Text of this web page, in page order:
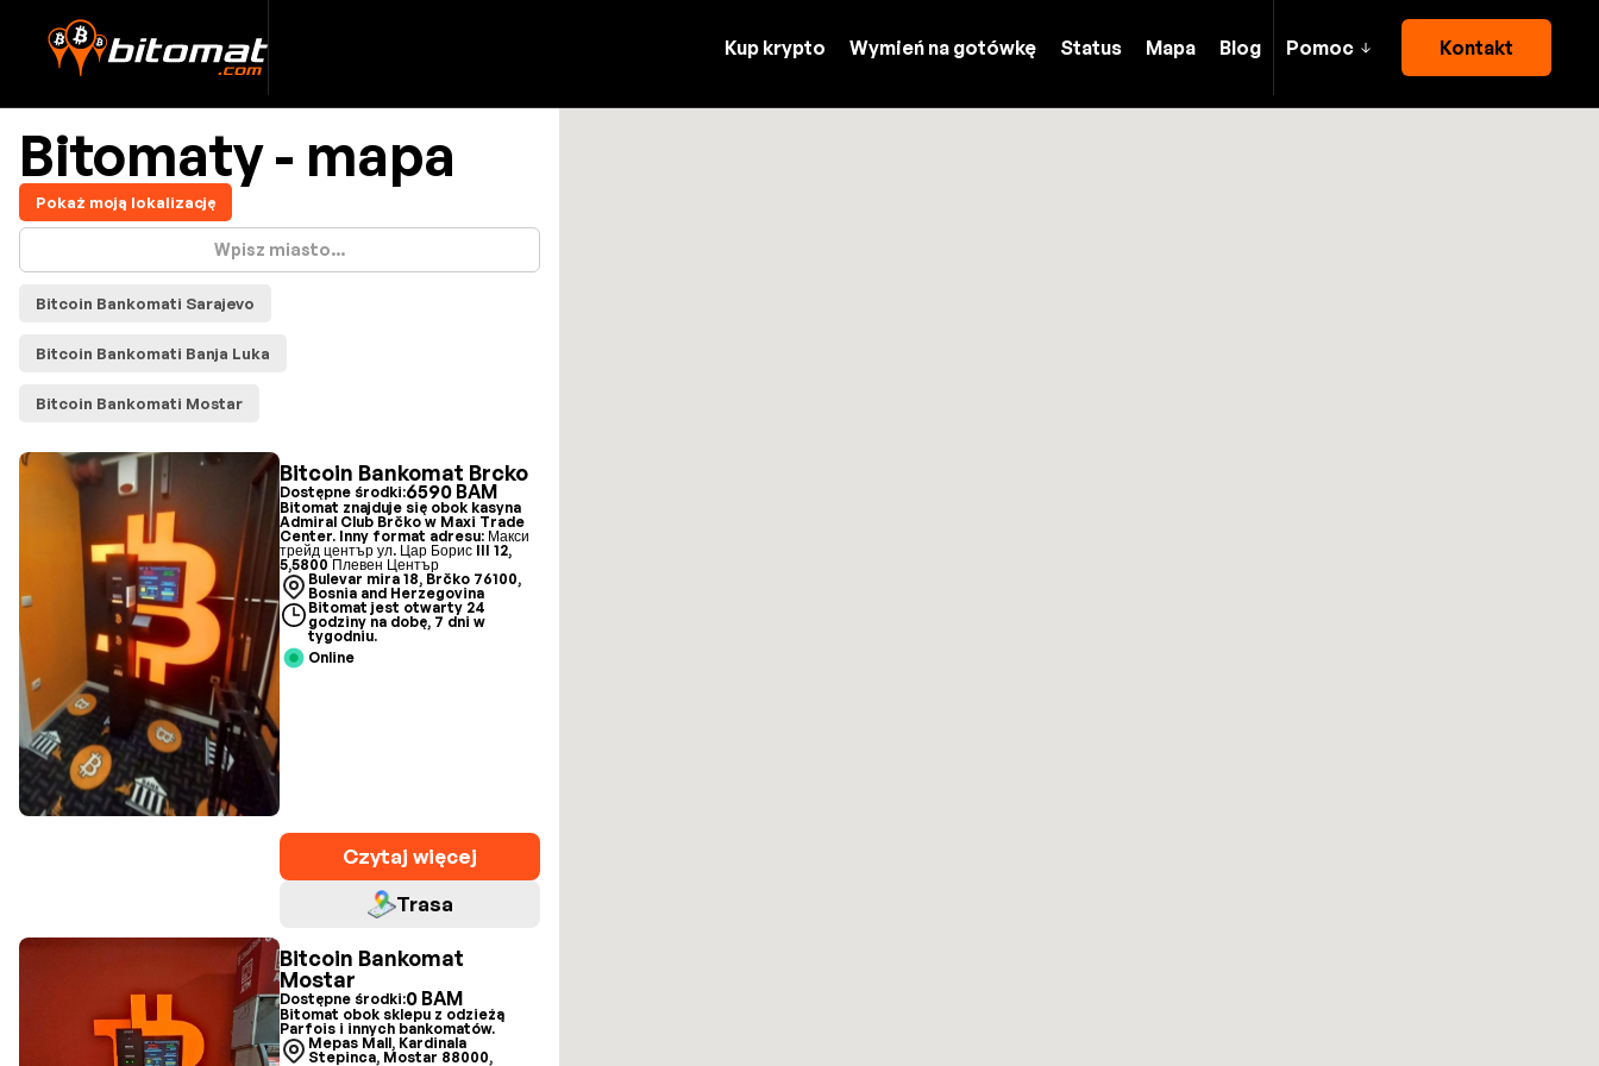
Kup krypto Wymień na gotówkę Status Mapa Blog Pomoc Kontakt
Bitomaty - mapa
Pokaż moją lokalizację
Bitcoin Bankomati Sarajevo
Bitcoin Bankomati Banja Luka
Bitcoin Bankomati Mostar
Bitcoin Bankomat Brcko
Dostępne środki:6590 BAM
Bitomat znajduje się obok kasyna
Admiral Club Brčko w Maxi Trade
Center. Inny format adresu: Макси
трейд център ул. Цар Борис III 12,
5,5800 Плевен Център
Bulevar mira 18, Brčko 76100,
Bosnia and Herzegovina
Bitomat jest otwarty 24
godziny na dobę, 7 dni w
tygodniu.
Online
Czytaj więcej
Trasa
Bitcoin Bankomat
Mostar
Dostępne środki:0 BAM
Bitomat obok sklepu z odzieżą
Parfois i innych bankomatów.
Mepas Mall, Kardinala
Stepinca, Mostar 88000,